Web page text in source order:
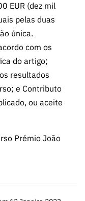
EUR (dez mil
pelas duas
única.
com os
do artigo;
resultados
e Contributo
ou aceite
Prémio João